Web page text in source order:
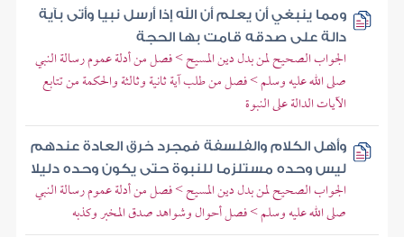
ومما ينبغي أن يعلم أن الله إذا أرسل نبيا وأتى بآية
دالة على صدقه قامت بها الحجة
الجواب الصحيح لمن بدل دين المسيح > فصل من أدلة عموم رسالة النبي
صلى الله عليه وسلم > فصل من طلب آية ثانية وثالثة والحكمة من تتابع
الآيات الدالة على النبوة
وأهل الكلام والفلسفة فمجرد خرق العادة عندهم
ليس وحده مستلزما للنبوة حتى يكون وحده دليلا
الجواب الصحيح لمن بدل دين المسيح > فصل من أدلة عموم رسالة النبي
صلى الله عليه وسلم > فصل أحوال وشواهد صدق المخبر وكذبه